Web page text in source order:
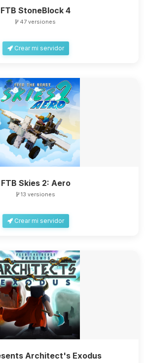
FTB StoneBlock 4
47 versiones
Crear mi servidor
FTB Skies 2: Aero
13 versiones
Crear mi servidor
Architect's Exodus